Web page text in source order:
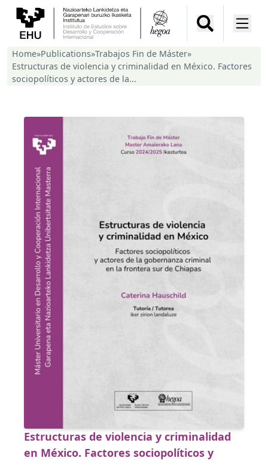
Home»Publications»Trabajos Fin de Máster»
Estructuras de violencia y criminalidad en México. Factores
sociopolíticos y actores de la...
Estructuras de violencia y criminalidad
en México. Factores sociopolíticos y